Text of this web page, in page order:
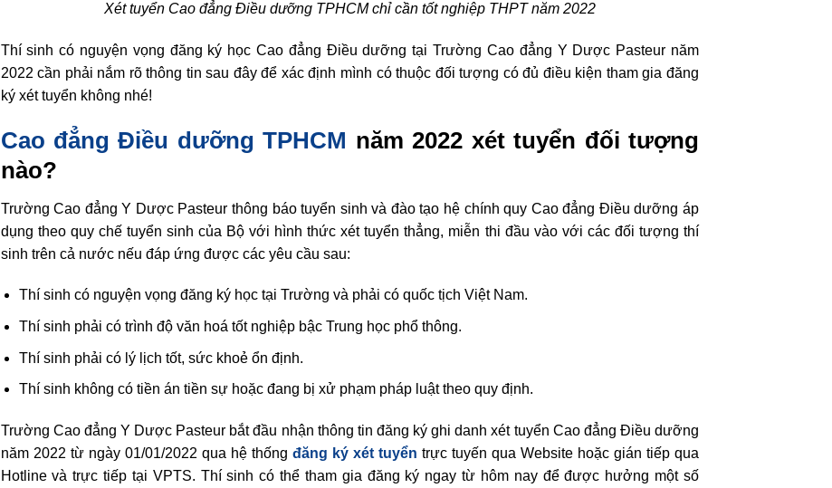
Xét tuyển Cao đẳng Điều dưỡng TPHCM chỉ cần tốt nghiệp THPT năm 2022
Thí sinh có nguyện vọng đăng ký học Cao đẳng Điều dưỡng tại Trường Cao đẳng Y Dược Pasteur năm
2022 cần phải nắm rõ thông tin sau đây để xác định mình có thuộc đối tượng có đủ điều kiện tham gia đăng
ký xét tuyển không nhé!
Cao đẳng Điều dưỡng TPHCM năm 2022 xét tuyển đối tượng
nào?
Trường Cao đẳng Y Dược Pasteur thông báo tuyển sinh và đào tạo hệ chính quy Cao đẳng Điều dưỡng áp
dụng theo quy chế tuyển sinh của Bộ với hình thức xét tuyển thẳng, miễn thi đầu vào với các đối tượng thí
sinh trên cả nước nếu đáp ứng được các yêu cầu sau:
Thí sinh có nguyện vọng đăng ký học tại Trường và phải có quốc tịch Việt Nam.
Thí sinh phải có trình độ văn hoá tốt nghiệp bậc Trung học phổ thông.
Thí sinh phải có lý lịch tốt, sức khoẻ ổn định.
Thí sinh không có tiền án tiền sự hoặc đang bị xử phạm pháp luật theo quy định.
Trường Cao đẳng Y Dược Pasteur bắt đầu nhận thông tin đăng ký ghi danh xét tuyển Cao đẳng Điều dưỡng
năm 2022 từ ngày 01/01/2022 qua hệ thống đăng ký xét tuyển trực tuyến qua Website hoặc gián tiếp qua
Hotline và trực tiếp tại VPTS. Thí sinh có thể tham gia đăng ký ngay từ hôm nay để được hưởng một số